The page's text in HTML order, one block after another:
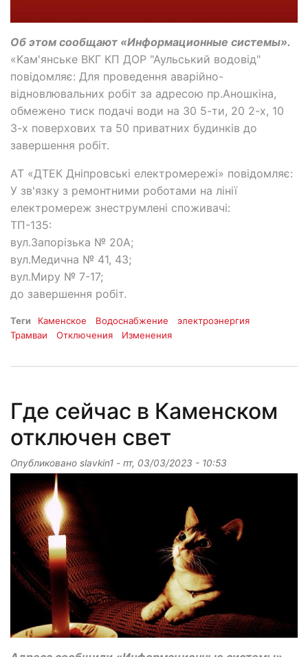
Об этом сообщают «Информационные системы».
«Kам'янське ВКГ КП ДОР "Аульський водовід"
повідомляє: Для проведення аварійно-
відновлювальних робіт за адресою пр.Аношкіна,
обмежено тиск подачі води на 30 5-ти, 20 2-х, 10
3-х поверхових та 50 приватних будинків до
завершення робіт.
АТ «ДТЕК Дніпровські електромережі» повідомляє:
У зв'язку з ремонтними роботами на лінії
електромереж знеструмлені споживачі:
ТП-135:
вул.Запорізька № 20А;
вул.Медична № 41, 43;
вул.Миру № 7-17;
до завершення робіт.
Теги Каменское Водоснабжение
электроэнергия
Трамваи
Отключения Изменения
Где сейчас в Каменском
отключен свет
Опубликовано slavkin1 - пт, 03/03/2023 - 10:53